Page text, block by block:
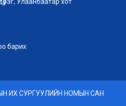
барих
ИХ СУРГУУЛИЙН НОМЫН САН